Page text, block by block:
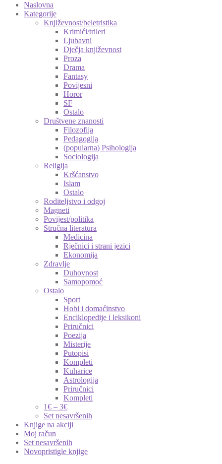
Naslovna
Kategorije
Književnost/beletristika
Krimići/trileri
Ljubavni
Dječja književnost
Proza
Drama
Fantasy
Povijesni
Horor
SF
Ostalo
Društvene znanosti
Filozofija
Pedagogija
(popularna) Psihologija
Sociologija
Religija
Kršćanstvo
Islam
Ostalo
Roditeljstvo i odgoj
Magneti
Povijest/politika
Stručna literatura
Medicina
Rječnici i strani jezici
Ekonomija
Zdravlje
Duhovnost
Samopomoć
Ostalo
Sport
Hobi i domaćinstvo
Enciklopedije i leksikoni
Priručnici
Poezija
Misterije
Putopisi
Kompleti
Kuharice
Astrologija
Priručnici
Kompleti
1€ – 3€
Set nesavršenih
Knjige na akciji
Moj račun
Set nesavršenih
Novopristigle knjige